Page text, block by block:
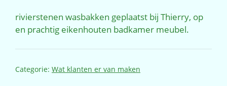
rivierstenen wasbakken geplaatst bij Thierry, op
en prachtig eikenhouten badkamer meubel.
Categorie: Wat klanten er van maken